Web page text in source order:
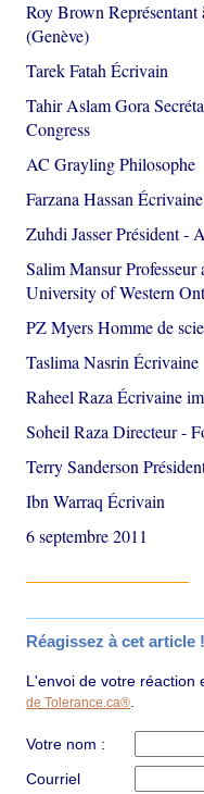
Roy Brown
(Genève)
Tarek Fatah Écrivain
Tahir Aslam Gora
Congress
AC Grayling Philosophe
Farzana Hassan Écrivaine
Zuhdi Jasser Président -
Salim Mansur
University of Western
PZ Myers Homme de
Taslima Nasrin Écrivaine
Raheel Raza Écrivaine
Soheil Raza Directeur -
Terry Sanderson
Ibn Warraq Écrivain
6 septembre 2011
Réagissez à cet article !
L'envoi de votre réaction
de Tolerance.ca®
Votre nom :
Courriel